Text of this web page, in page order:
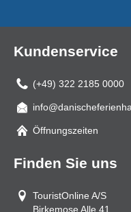
Kundenservice
(+49) 322 2185 0000
Mail
Öffnungszeiten
Finden Sie uns
TouristOnline A/S
Birkemose Alle 41